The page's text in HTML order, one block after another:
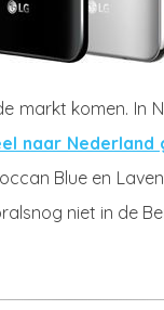
markt komen. In
naar Nederland
Blue en
niet in de